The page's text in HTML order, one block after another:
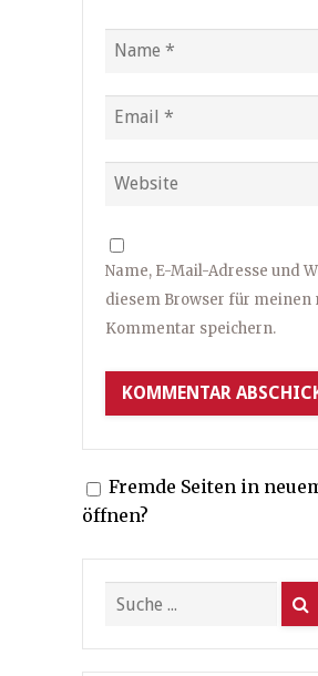
Name, E-Mail-Adresse und
diesem Browser für meinen
Kommentar speichern.
Fremde Seiten in
öffnen?